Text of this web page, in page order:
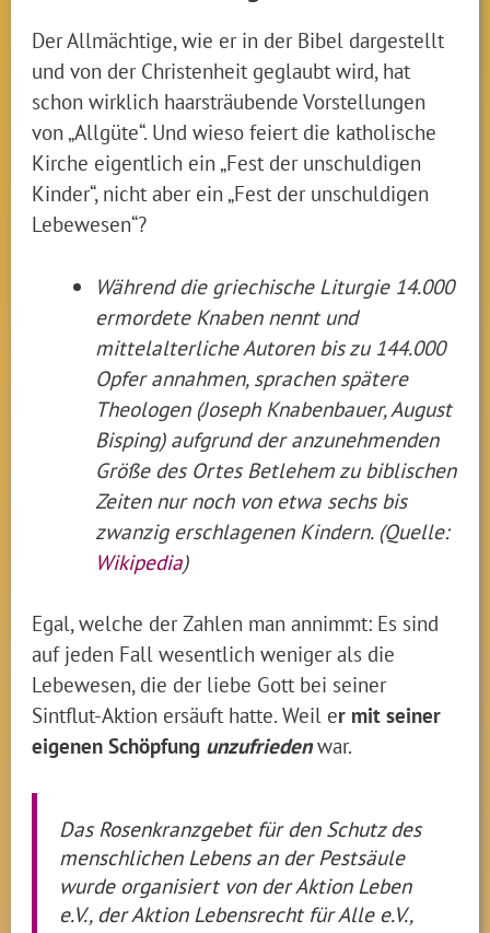
Der Allmächtige, wie er in der Bibel dargestellt
und von der Christenheit geglaubt wird, hat
schon wirklich haarsträubende Vorstellungen
von „Allgüte“. Und wieso feiert die katholische
Kirche eigentlich ein „Fest der unschuldigen
Kinder“, nicht aber ein „Fest der unschuldigen
Lebewesen“?
Während die griechische Liturgie 14.000
ermordete Knaben nennt und
mittelalterliche Autoren bis zu 144.000
Opfer annahmen, sprachen spätere
Theologen (Joseph Knabenbauer, August
Bisping) aufgrund der anzunehmenden
Größe des Ortes Betlehem zu biblischen
Zeiten nur noch von etwa sechs bis
zwanzig erschlagenen Kindern. (Quelle:
Wikipedia)
Egal, welche der Zahlen man annimmt: Es sind
auf jeden Fall wesentlich weniger als die
Lebewesen, die der liebe Gott bei seiner
Sintflut-Aktion ersäuft hatte. Weil er mit seiner
eigenen Schöpfung unzufriedenwar.
Das Rosenkranzgebet für den Schutz des
menschlichen Lebens an der Pestsäule
wurde organisiert von der Aktion Leben
e.V., der Aktion Lebensrecht für Alle e.V.,